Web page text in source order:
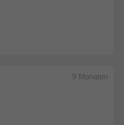
9 Monaten